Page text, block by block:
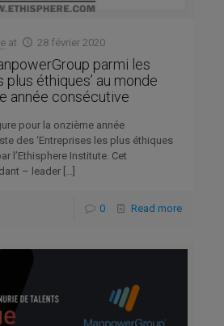
at 28 février 2020
parmi les
plus éthiques’ au monde
année consécutive
pour la onzième année
des ‘Entreprises les plus éthiques
l’Ethisphere Institute. Cet
– leader […]
0 Read more